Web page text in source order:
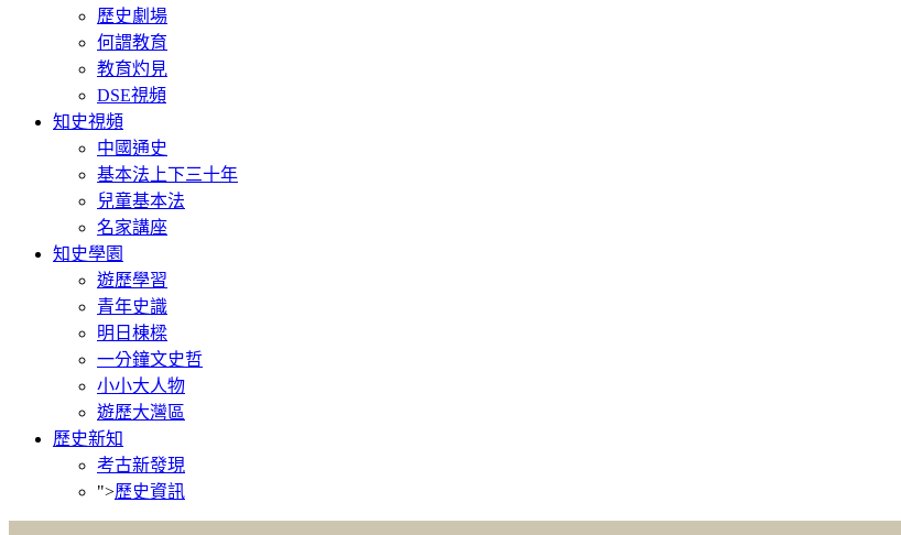
歷史劇場
何謂教育
教育灼見
DSE視頻
知史視頻
中國通史
基本法上下三十年
兒童基本法
名家講座
知史學園
遊歷學習
青年史識
明日棟樑
一分鐘文史哲
小小大人物
遊歷大灣區
歷史新知
考古新發現
">歷史資訊